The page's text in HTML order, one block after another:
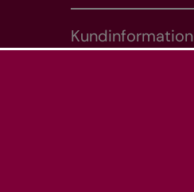
Kundinformation